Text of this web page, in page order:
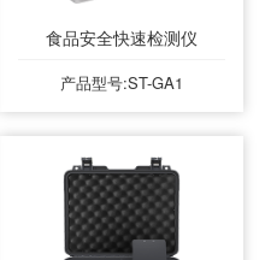
食品安全快速检测仪
产品型号:ST-GA1